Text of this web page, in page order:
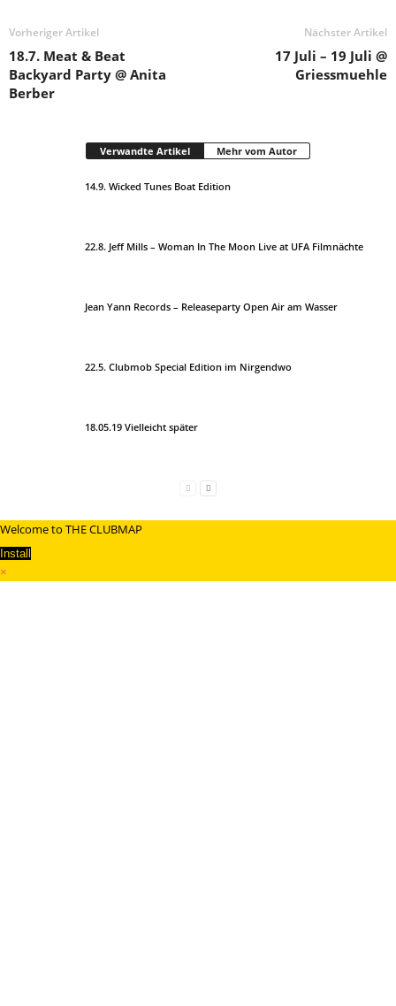
Vorheriger Artikel
18.7. Meat & Beat
Backyard Party @ Anita
Berber
Nächster Artikel
17 Juli – 19 Juli @
Griessmuehle
Verwandte Artikel Mehr vom Autor
14.9. Wicked Tunes Boat Edition
22.8. Jeff Mills – Woman In The Moon Live at UFA Filmnächte
Jean Yann Records – Releaseparty Open Air am Wasser
22.5. Clubmob Special Edition im Nirgendwo
18.05.19 Vielleicht später
Welcome to THE CLUBMAP
Install
×